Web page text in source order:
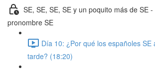
SE, SE, SE, SE y un poquito más de SE
pronombre SE
Día 10: ¿Por qué los españoles SE
tarde? (18:20)